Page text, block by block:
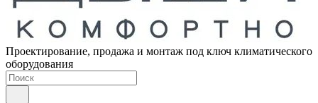
Проектирование, продажа и монтаж под ключ климатического
оборудования